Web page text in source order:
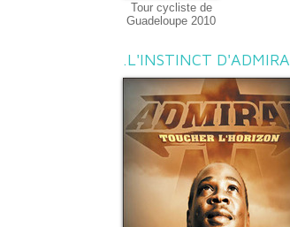
Tour cycliste de
Guadeloupe 2010
.L'INSTINCT